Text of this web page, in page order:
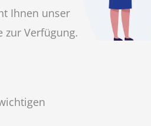
Ihnen unser
zur Verfügung.